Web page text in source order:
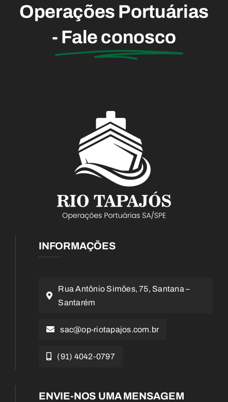
Operações Portuárias
- Fale conosco
INFORMAÇÕES
Rua Antônio Simões, 75, Santana –
Santarém
sac@op-riotapajos.com.br
(91) 4042-0797
ENVIE-NOS UMA MENSAGEM